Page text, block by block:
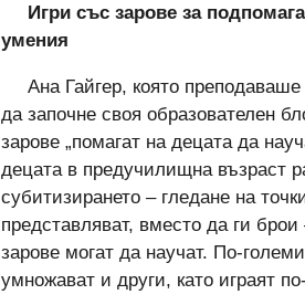
Игри със зарове за
умения
Ана Гайгер, която
да започне своя образователен
зарове „помагат на децата да
децата в предучилищна възраст
субитизирането – гледане на
представляват, вместо да ги
зарове могат да научат. По-
умножават и други, като играят